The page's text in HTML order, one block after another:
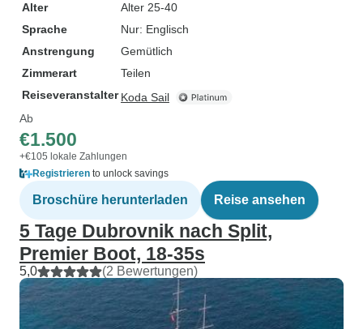
Alter
Alter 25-40
Sprache
Nur: Englisch
Anstrengung
Gemütlich
Zimmerart
Teilen
Reiseveranstalter Koda Sail
Ab
€1.500
+€105 lokale Zahlungen
Registrieren to unlock savings
Broschüre herunterladen Reise ansehen
5 Tage Dubrovnik nach Split,
Premier Boot, 18-35s
5,0 (2 Bewertungen)